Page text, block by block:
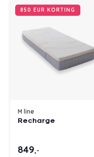
850 EUR KORTING
M line
Recharge
849,-